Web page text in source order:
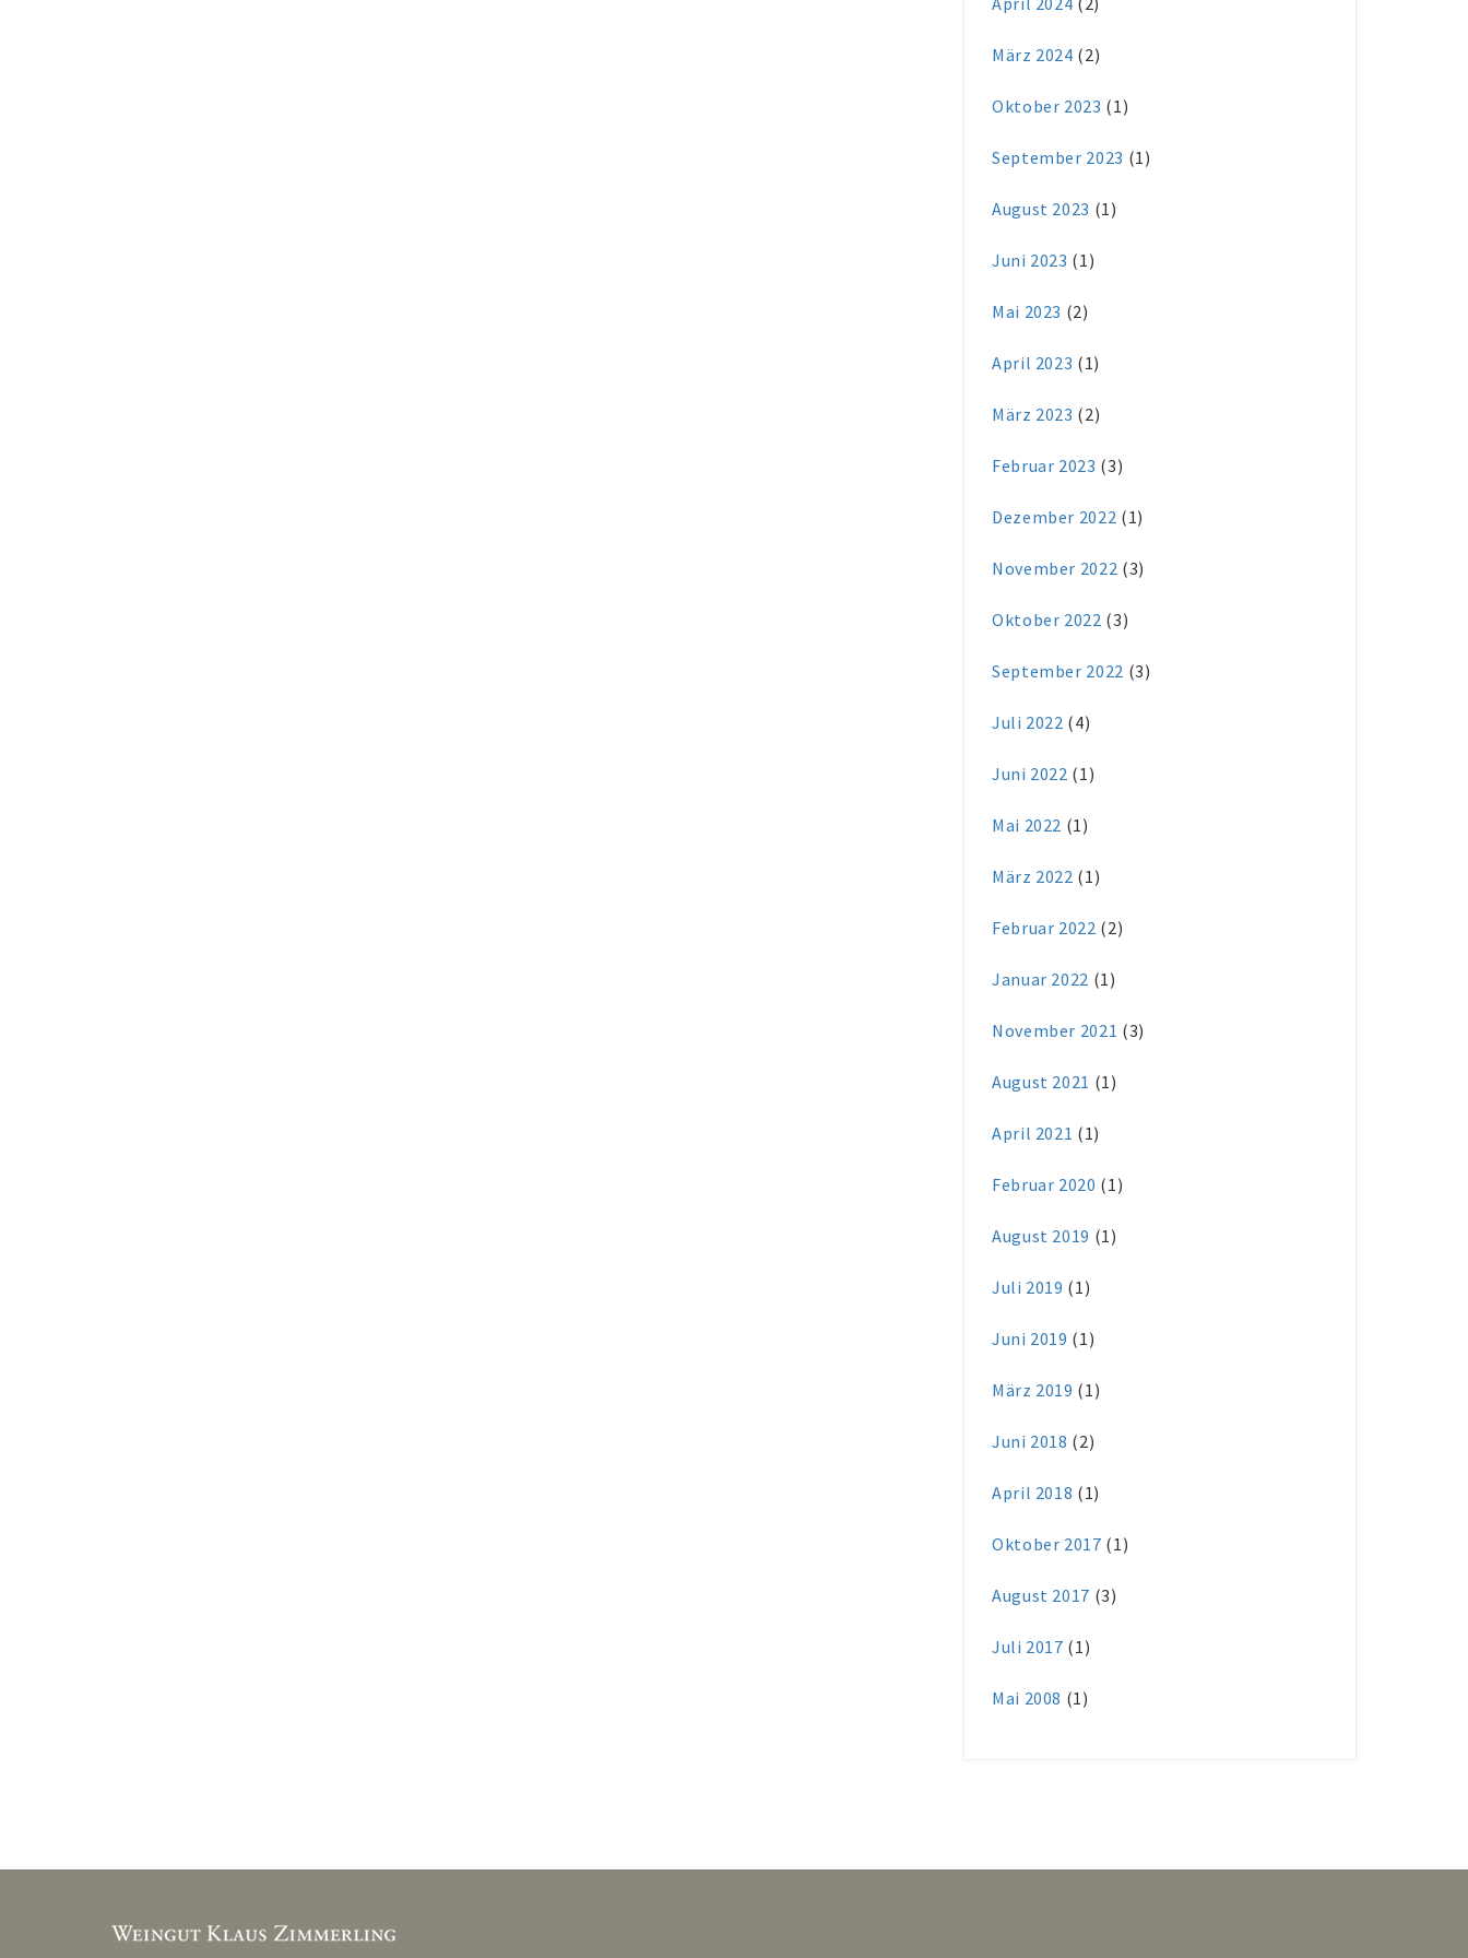
März 2024 (2)
Oktober 2023 (1)
September 2023 (1)
August 2023 (1)
Juni 2023 (1)
Mai 2023 (2)
April 2023 (1)
März 2023 (2)
Februar 2023 (3)
Dezember 2022 (1)
November 2022 (3)
Oktober 2022 (3)
September 2022 (3)
Juli 2022 (4)
Juni 2022 (1)
Mai 2022 (1)
März 2022 (1)
Februar 2022 (2)
Januar 2022 (1)
November 2021 (3)
August 2021 (1)
April 2021 (1)
Februar 2020 (1)
August 2019 (1)
Juli 2019 (1)
Juni 2019 (1)
März 2019 (1)
Juni 2018 (2)
April 2018 (1)
Oktober 2017 (1)
August 2017 (3)
Juli 2017 (1)
Mai 2008 (1)